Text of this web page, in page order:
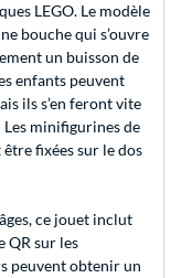
LEGO. Le modèle
bouche qui s’ouvre
un buisson de
enfants peuvent
ils s’en feront vite
Les minifigurines de
fixées sur le dos
ce jouet inclut
QR sur les
peuvent obtenir un